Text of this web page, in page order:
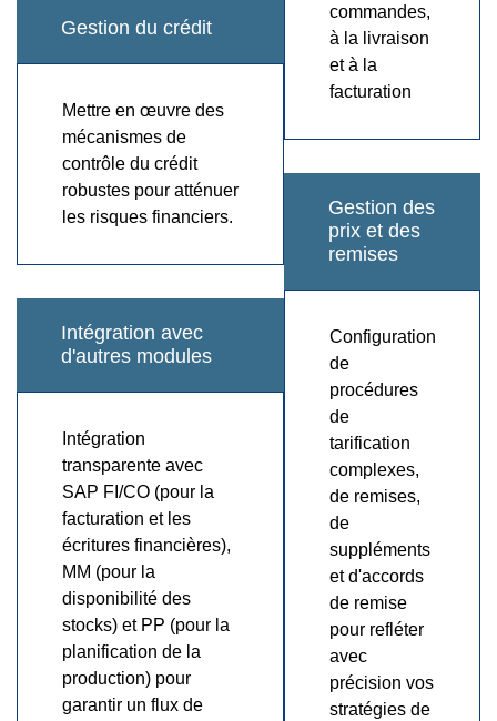
Gestion du crédit
Mettre en œuvre des
mécanismes de
contrôle du crédit
robustes pour atténuer
les risques financiers.
Intégration avec
d'autres modules
Intégration
transparente avec
SAP FI/CO (pour la
facturation et les
écritures financières),
MM (pour la
disponibilité des
stocks) et PP (pour la
planification de la
production) pour
garantir un flux de
commandes,
à la livraison
et à la
facturation
Gestion des
prix et des
remises
Configuration
de
procédures
de
tarification
complexes,
de remises,
de
suppléments
et d'accords
de remise
pour refléter
avec
précision vos
stratégies de